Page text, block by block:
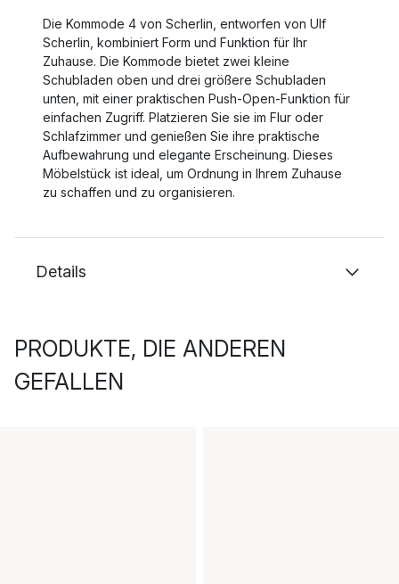
Die Kommode 4 von Scherlin, entworfen von Ulf
Scherlin, kombiniert Form und Funktion für Ihr
Zuhause. Die Kommode bietet zwei kleine
Schubladen oben und drei größere Schubladen
unten, mit einer praktischen Push-Open-Funktion für
einfachen Zugriff. Platzieren Sie sie im Flur oder
Schlafzimmer und genießen Sie ihre praktische
Aufbewahrung und elegante Erscheinung. Dieses
Möbelstück ist ideal, um Ordnung in Ihrem Zuhause
zu schaffen und zu organisieren.
Details
PRODUKTE, DIE ANDEREN
GEFALLEN